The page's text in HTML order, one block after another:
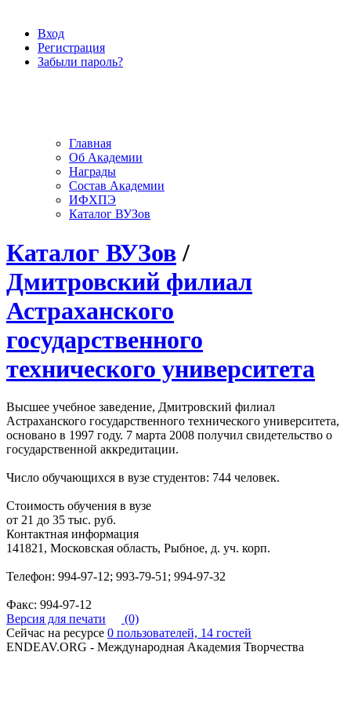
Вход
Регистрация
Забыли пароль?
Главная
Об Академии
Награды
Состав Академии
ИФХПЭ
Каталог ВУЗов
Каталог ВУЗов /
Дмитровский филиал
Астраханского
государственного
технического университета
Высшее учебное заведение, Дмитровский филиал
Астраханского государственного технического университета,
основано в 1997 году. 7 марта 2008 получил свидетельство о
государственной аккредитации.
Число обучающихся в вузе студентов: 744 человек.
Стоимость обучения в вузе
от 21 до 35 тыс. руб.
Контактная информация
141821, Московская область, Рыбное, д. уч. корп.
Телефон: 994-97-12; 993-79-51; 994-97-32
Факс: 994-97-12
Версия для печати
(0)
Сейчас на ресурсе 0 пользователей, 14 гостей
ENDEAV.ORG - Международная Академия Творчества